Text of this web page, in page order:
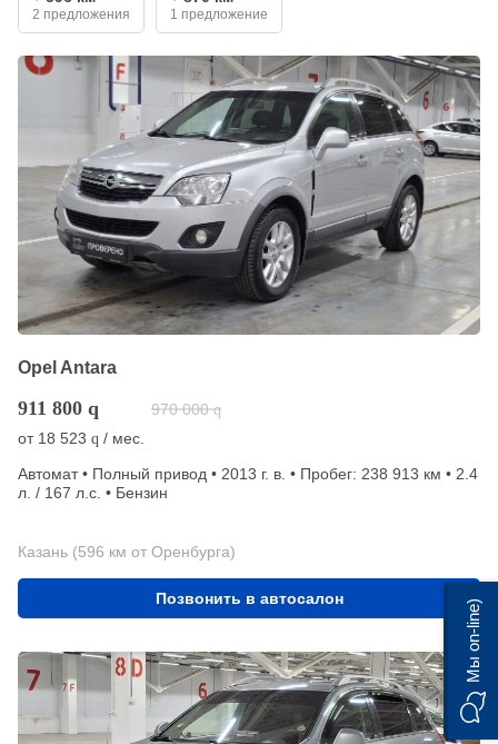
2 предложения 1 предложение
Opel Antara
911 800 q 970 000 q
от 18 523 q / мес.
Автомат • Полный привод • 2013 г. в. • Пробег: 238 913 км • 2.4
л. / 167 л.с. • Бензин
Казань (596 км от Оренбурга)
Позвонить в автосалон
Мы on-line)